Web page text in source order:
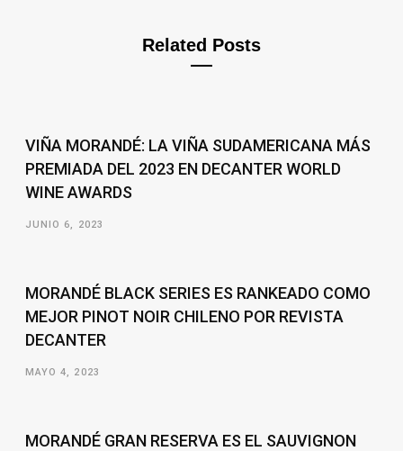
Related Posts
VIÑA MORANDÉ: LA VIÑA SUDAMERICANA MÁS
PREMIADA DEL 2023 EN DECANTER WORLD
WINE AWARDS
JUNIO 6, 2023
MORANDÉ BLACK SERIES ES RANKEADO COMO
MEJOR PINOT NOIR CHILENO POR REVISTA
DECANTER
MAYO 4, 2023
MORANDÉ GRAN RESERVA ES EL SAUVIGNON